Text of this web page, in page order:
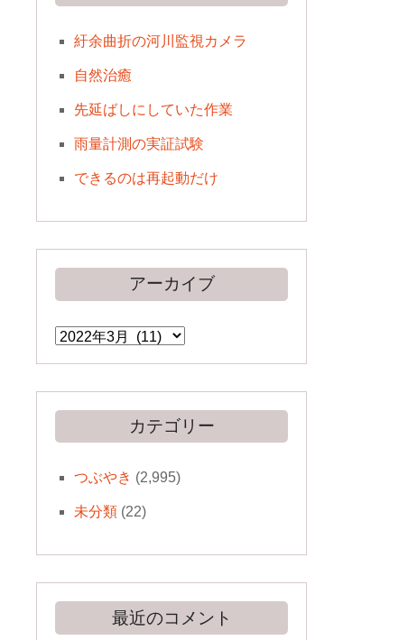
紆余曲折の河川監視カメラ
自然治癒
先延ばしにしていた作業
雨量計測の実証試験
できるのは再起動だけ
アーカイブ
ア
ー
カ
カテゴリー
つぶやき (2,995)
未分類(22)
最近のコメント